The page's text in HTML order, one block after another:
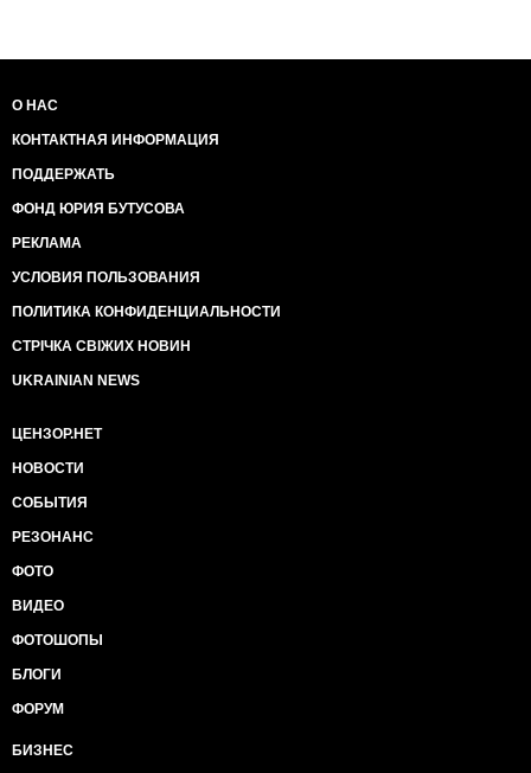
О НАС
КОНТАКТНАЯ ИНФОРМАЦИЯ
ПОДДЕРЖАТЬ
ФОНД ЮРИЯ БУТУСОВА
РЕКЛАМА
УСЛОВИЯ ПОЛЬЗОВАНИЯ
ПОЛИТИКА КОНФИДЕНЦИАЛЬНОСТИ
СТРІЧКА СВІЖИХ НОВИН
UKRAINIAN NEWS
ЦЕНЗОР.НЕТ
НОВОСТИ
СОБЫТИЯ
РЕЗОНАНС
ФОТО
ВИДЕО
ФОТОШОПЫ
БЛОГИ
ФОРУМ
БИЗНЕС